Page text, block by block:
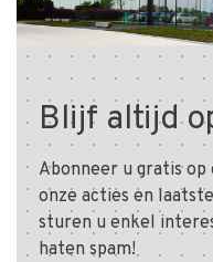
Blijf altijd
Abonneer u gratis
onze acties en
sturen u enkel
haten spam!